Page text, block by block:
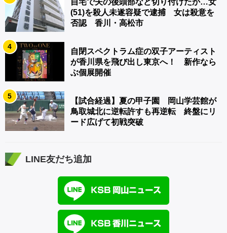
(51)を殺人未遂容疑で逮捕 女は殺意を
否認 香川・高松市
4
自閉スペクトラム症の双子アーティスト
が香川県を飛び出し東京へ！ 新作なら
ぶ個展開催
5
【試合経過】夏の甲子園 岡山学芸館が
鳥取城北に逆転許すも再逆転 終盤にリ
ード広げて初戦突破
LINE友だち追加